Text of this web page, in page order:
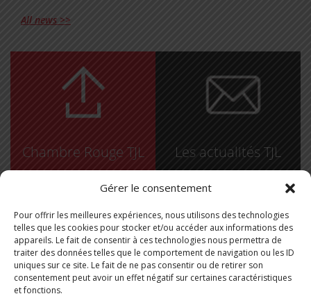
Gérer le consentement
Pour offrir les meilleures expériences, nous utilisons des technologies
telles que les cookies pour stocker et/ou accéder aux informations des
appareils. Le fait de consentir à ces technologies nous permettra de
traiter des données telles que le comportement de navigation ou les ID
uniques sur ce site. Le fait de ne pas consentir ou de retirer son
consentement peut avoir un effet négatif sur certaines caractéristiques
et fonctions.
All news >>
Chambre Rouge TJL Les actualités TJL
TRUDEL JOHNSTON & LESPÉRANCE
Avocats / Barristers & Solicitors
750, Côte de la Place d'Armes, Suite 90
Montréal (Quebec) H2Y 2X8
T 514 871-8385
1-844-588-8385